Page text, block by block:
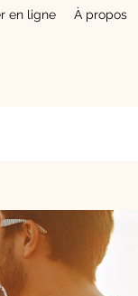
en ligne À propos